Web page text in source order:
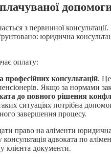
з первинної
юридична
оплату:
професійних консультацій.
Якщо за нормами
до повного рішення
ситуаціях потрібна
завершення процесу.
право на аліменти юридична
адвоката по
клієнта документи.